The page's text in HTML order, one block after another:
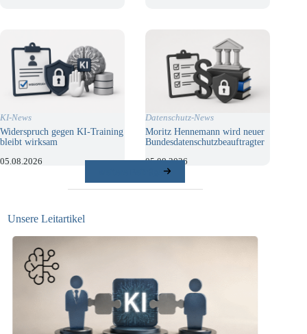
KI-News
Widerspruch gegen KI-Training
bleibt wirksam
05.08.2026
Datenschutz-News
Moritz Hennemann wird neuer
Bundesdatenschutzbeauftragter
05.08.2026
Unsere Leitartikel